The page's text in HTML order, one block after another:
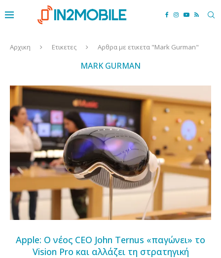
Αρχικη Ετικετες Αρθρα με ετικετα "Mark Gurman"
MARK GURMAN
Apple: Ο νέος CEO John Ternus «παγώνει» το
Vision Pro και αλλάζει τη στρατηγική